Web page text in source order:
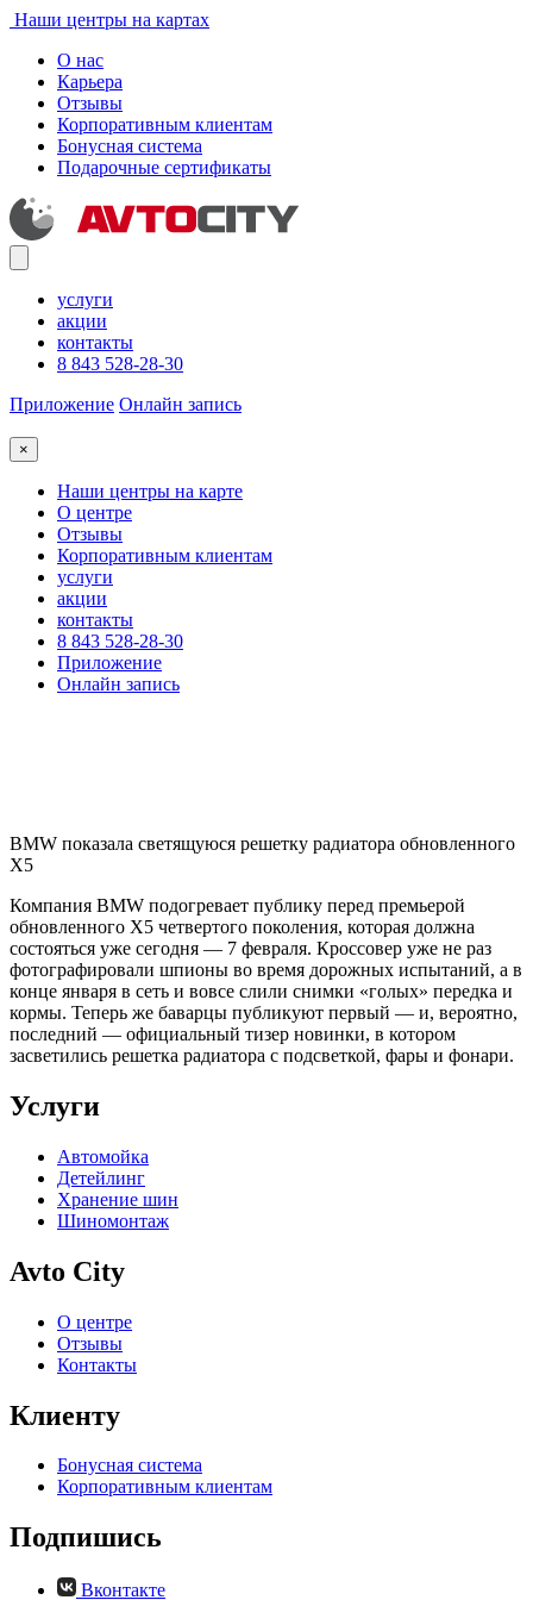
Наши центры на картах
О нас
Карьера
Отзывы
Корпоративным клиентам
Бонусная система
Подарочные сертификаты
услуги
акции
контакты
8 843 528-28-30
Приложение Онлайн запись
×
Наши центры на карте
О центре
Отзывы
Корпоративным клиентам
услуги
акции
контакты
8 843 528-28-30
Приложение
Онлайн запись
BMW показала светящуюся решетку радиатора обновленного
X5
Компания BMW подогревает публику перед премьерой
обновленного X5 четвертого поколения, которая должна
состояться уже сегодня — 7 февраля. Кроссовер уже не раз
фотографировали шпионы во время дорожных испытаний, а в
конце января в сеть и вовсе слили снимки «голых» передка и
кормы. Теперь же баварцы публикуют первый — и, вероятно,
последний — официальный тизер новинки, в котором
засветились решетка радиатора с подсветкой, фары и фонари.
Услуги
Автомойка
Детейлинг
Хранение шин
Шиномонтаж
Avto City
О центре
Отзывы
Контакты
Клиенту
Бонусная система
Корпоративным клиентам
Подпишись
Вконтакте